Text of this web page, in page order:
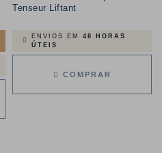
Tenseur Liftant
ENVIOS EM 48 HORAS
ÚTEIS
COMPRAR